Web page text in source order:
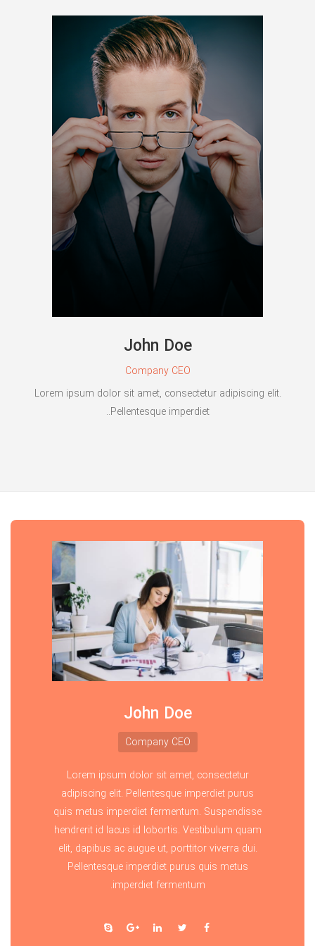
John Doe
Company CEO
Lorem ipsum dolor sit amet, consectetur adipiscing elit.
Pellentesque imperdiet..
John Doe
Company CEO
Lorem ipsum dolor sit amet, consectetur
adipiscing elit. Pellentesque imperdiet purus
quis metus imperdiet fermentum. Suspendisse
hendrerit id lacus id lobortis. Vestibulum quam
elit, dapibus ac augue ut, porttitor viverra dui.
Pellentesque imperdiet purus quis metus
imperdiet fermentum.